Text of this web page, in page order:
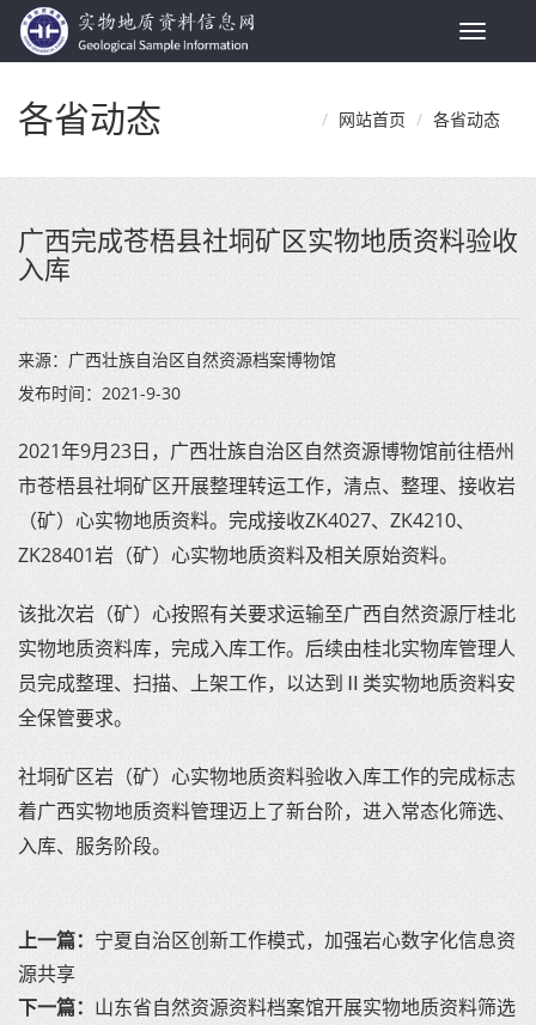
Toggle
各省动态 网站首页 各省动态
广西完成苍梧县社垌矿区实物地质资料验收
入库
来源： 广西壮族自治区自然资源档案博物馆
发布时间： 2021-9-30
2021年9月23日，广西壮族自治区自然资源博物馆前往梧州
市苍梧县社垌矿区开展整理转运工作，清点、整理、接收岩
（矿）心实物地质资料。完成接收ZK4027、ZK4210、
ZK28401岩（矿）心实物地质资料及相关原始资料。
该批次岩（矿）心按照有关要求运输至广西自然资源厅桂北
实物地质资料库，完成入库工作。后续由桂北实物库管理人
员完成整理、扫描、上架工作，以达到Ⅱ类实物地质资料安
全保管要求。
社垌矿区岩（矿）心实物地质资料验收入库工作的完成标志
着广西实物地质资料管理迈上了新台阶，进入常态化筛选、
入库、服务阶段。
上一篇： 宁夏自治区创新工作模式，加强岩心数字化信息资
源共享
下一篇： 山东省自然资源资料档案馆开展实物地质资料筛选